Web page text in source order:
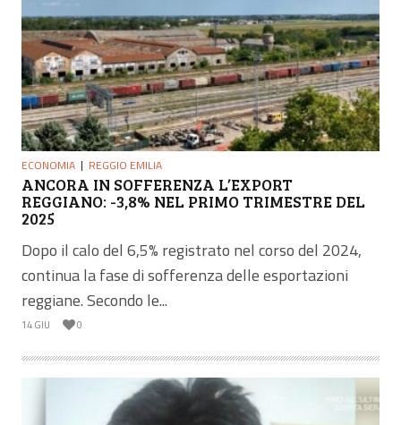
ECONOMIA REGGIO EMILIA
ANCORA IN SOFFERENZA L’EXPORT
REGGIANO: -3,8% NEL PRIMO TRIMESTRE DEL
2025
Dopo il calo del 6,5% registrato nel corso del 2024,
continua la fase di sofferenza delle esportazioni
reggiane. Secondo le...
14 GIU 0